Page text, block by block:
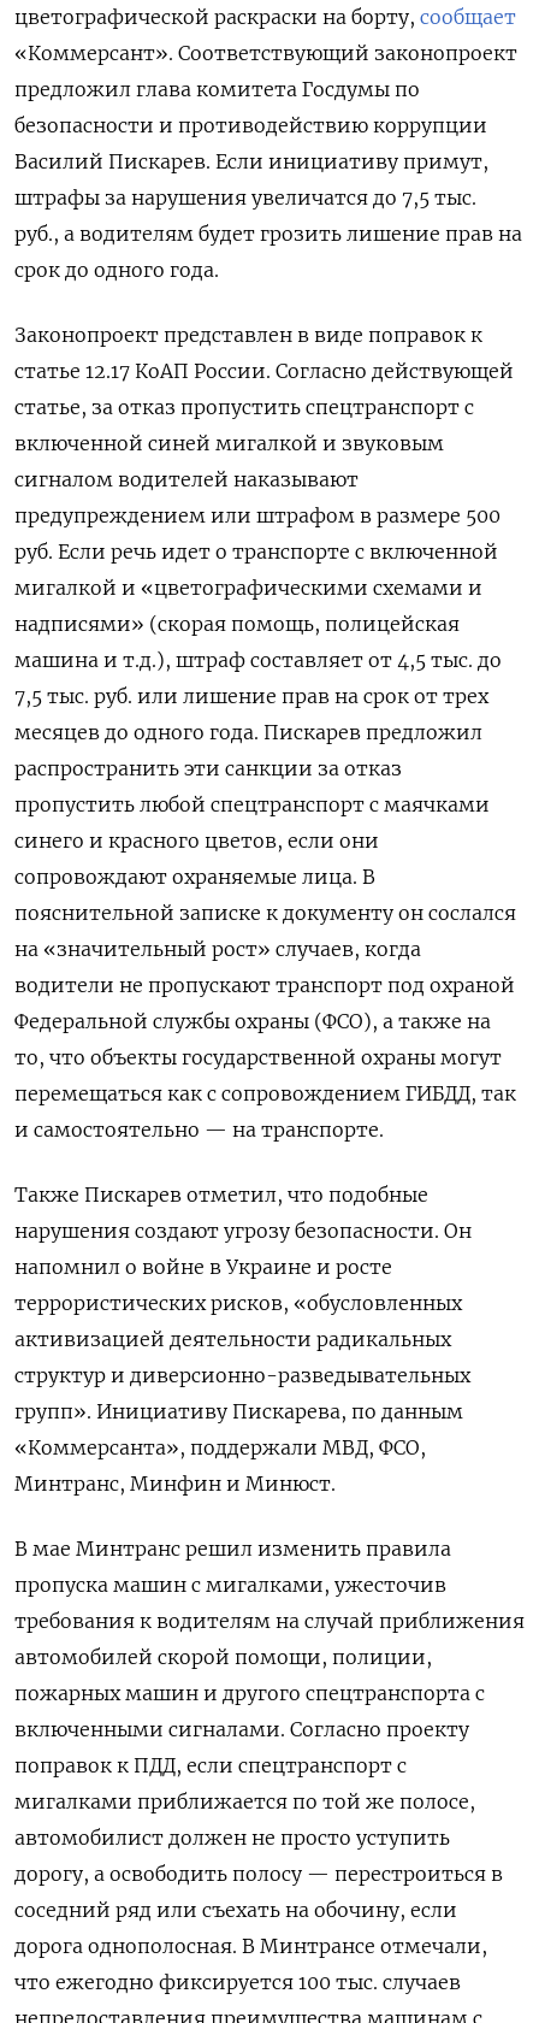
цветографической раскраски на борту, сообщает
«Коммерсант». Соответствующий законопроект
предложил глава комитета Госдумы по
безопасности и противодействию коррупции
Василий Пискарев. Если инициативу примут,
штрафы за нарушения увеличатся до 7,5 тыс.
руб., а водителям будет грозить лишение прав на
срок до одного года.
Законопроект представлен в виде поправок к
статье 12.17 КоАП России. Согласно действующей
статье, за отказ пропустить спецтранспорт с
включенной синей мигалкой и звуковым
сигналом водителей наказывают
предупреждением или штрафом в размере 500
руб. Если речь идет о транспорте с включенной
мигалкой и «цветографическими схемами и
надписями» (скорая помощь, полицейская
машина и т.д.), штраф составляет от 4,5 тыс. до
7,5 тыс. руб. или лишение прав на срок от трех
месяцев до одного года. Пискарев предложил
распространить эти санкции за отказ
пропустить любой спецтранспорт с маячками
синего и красного цветов, если они
сопровождают охраняемые лица. В
пояснительной записке к документу он сослался
на «значительный рост» случаев, когда
водители не пропускают транспорт под охраной
Федеральной службы охраны (ФСО), а также на
то, что объекты государственной охраны могут
перемещаться как с сопровождением ГИБДД, так
и самостоятельно — на транспорте.
Также Пискарев отметил, что подобные
нарушения создают угрозу безопасности. Он
напомнил о войне в Украине и росте
террористических рисков, «обусловленных
активизацией деятельности радикальных
структур и диверсионно-разведывательных
групп». Инициативу Пискарева, по данным
«Коммерсанта», поддержали МВД, ФСО,
Минтранс, Минфин и Минюст.
В мае Минтранс решил изменить правила
пропуска машин с мигалками, ужесточив
требования к водителям на случай приближения
автомобилей скорой помощи, полиции,
пожарных машин и другого спецтранспорта с
включенными сигналами. Согласно проекту
поправок к ПДД, если спецтранспорт с
мигалками приближается по той же полосе,
автомобилист должен не просто уступить
дорогу, а освободить полосу — перестроиться в
соседний ряд или съехать на обочину, если
дорога однополосная. В Минтрансе отмечали,
что ежегодно фиксируется 100 тыс. случаев